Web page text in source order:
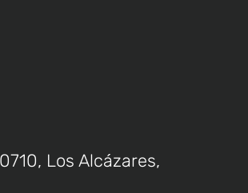
Los Alcázares,